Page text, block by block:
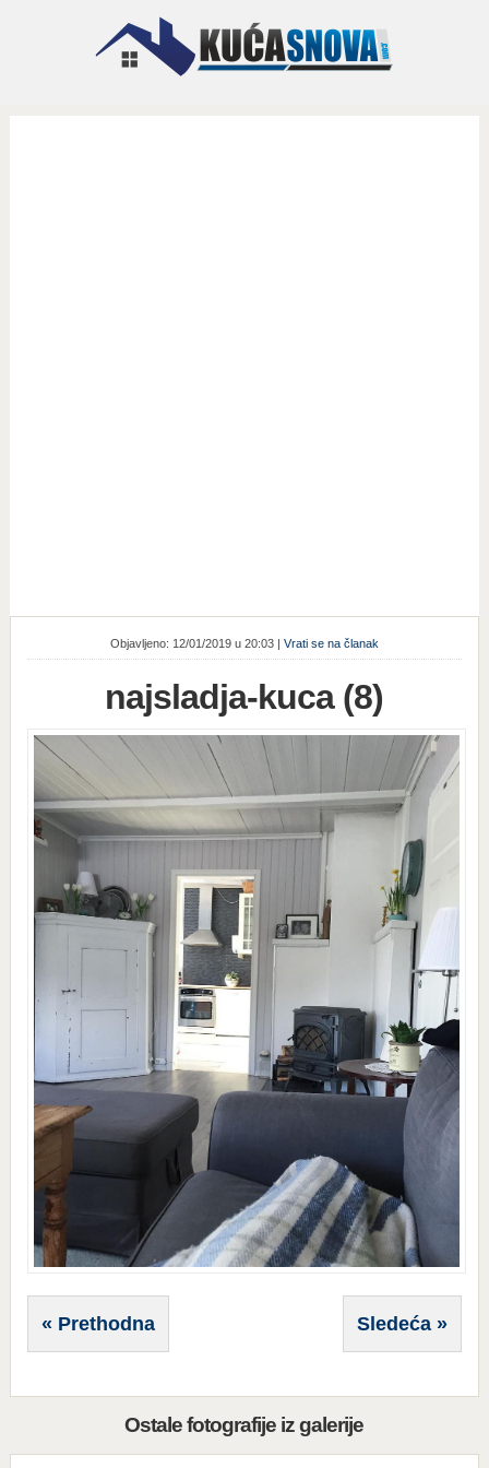
Objavljeno: 12/01/2019 u 20:03 | Vrati se na članak
najsladja-kuca (8)
« Prethodna Sledeća »
Ostale fotografije iz galerije